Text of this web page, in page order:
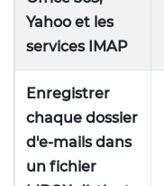
Yahoo et les
services IMAP
Enregistrer
chaque dossier
d'e-mails dans
un fichier